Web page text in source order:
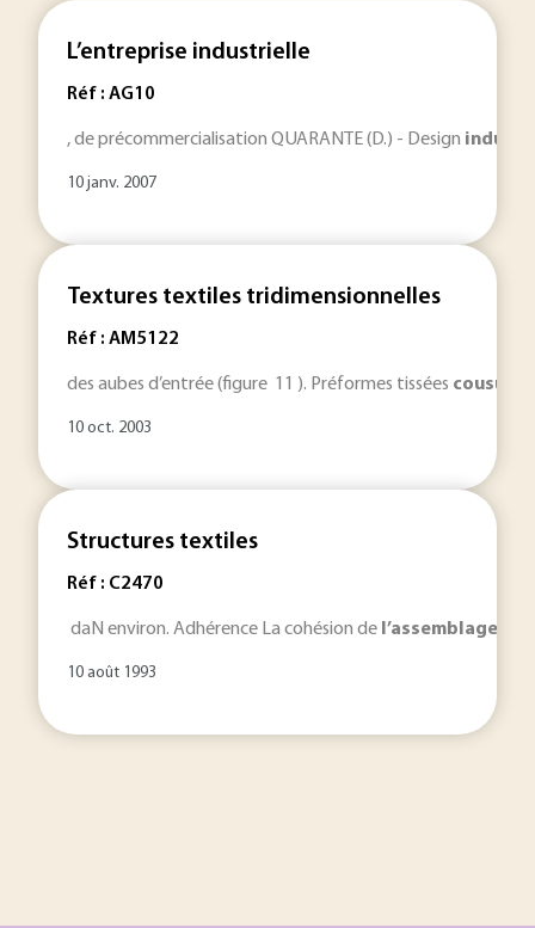
L’entreprise industrielle
Réf : AG10
, de précommercialisation QUARANTE (D.) - Design
10 janv. 2007
Textures textiles tridimensionnelles
Réf : AM5122
des aubes d’entrée (figure 11 ). Préformes tissées cousues
10 oct. 2003
Structures textiles
Réf : C2470
daN environ. Adhérence La cohésion de l’assemblage
10 août 1993